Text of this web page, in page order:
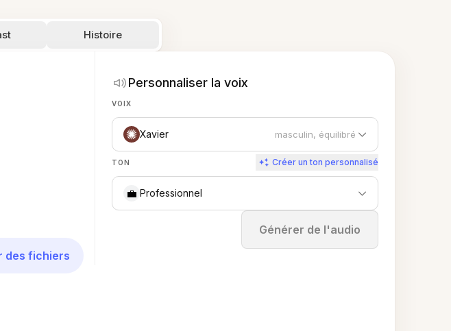
Histoire
des fichiers
Personnaliser la voix
VOIX
Xavier masculin, équilibré
TON Créer un ton personnalisé
💼 Professionnel
Générer de l'audio
Arrêter